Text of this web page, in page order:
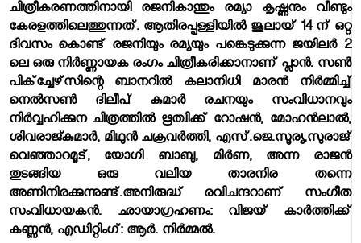
ചിത്രീകരണത്തിനായി രജനികാന്തും രമ്യാ കൃഷ്ണനും വീണ്ടും
കേരളത്തിലെത്തുന്നത്. ആതിരപ്പള്ളിയില്‍ ജൂലായ് 14 ന് ഒറ്റ
ദിവസം കൊണ്ട് രജനിയും രമ്യയും പങ്കെടുക്കുന്ന ജയിലര്‍ 2
ലെ ഒരു നിര്‍ണ്ണായക രംഗം ചിത്രീകരിക്കാനാണ് പ്ലാന്‍. സണ്‍
പിക്‌ച്ചേഴ്‌സിന്റെ ബാനറില്‍ കലാനിധി മാരന്‍ നിര്‍മ്മിച്ച്
നെല്‍സണ്‍ ദിലീപ് കുമാര്‍ രചനയും സംവിധാനവും
നിര്‍വ്വഹിക്കുന ചിത്രത്തില്‍ ഋത്വിക്ക് റോഷന്‍, മോഹന്‍ലാല്‍,
ശിവരാജ്കുമാര്‍, മിഥുന്‍ ചക്രവര്‍ത്തി, എസ്.ജെ.സൂര്യ,സുരാജ്
വെഞ്ഞാറമൂട്, യോഗി ബാബു, മിര്‍ണ, അന്ന രാജന്‍
തുടങ്ങിയ ഒരു വലിയ താരനിര തന്നെ
അണിനിരക്കുന്നുണ്ട്.അനിരുദ്ധ് രവിചന്ദറാണ് സംഗീത
സംവിധായകന്‍. ഛായാഗ്രഹണം: വിജയ് കാര്‍ത്തിക്ക്
കണ്ണന്‍, എഡിറ്റിംഗ്: ആര്‍. നിര്‍മ്മല്‍.